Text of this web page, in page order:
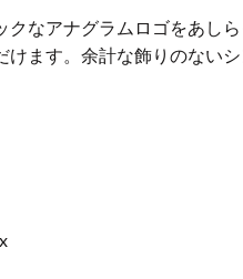
クなアナグラムロゴをあし
けます。余計な飾りのない